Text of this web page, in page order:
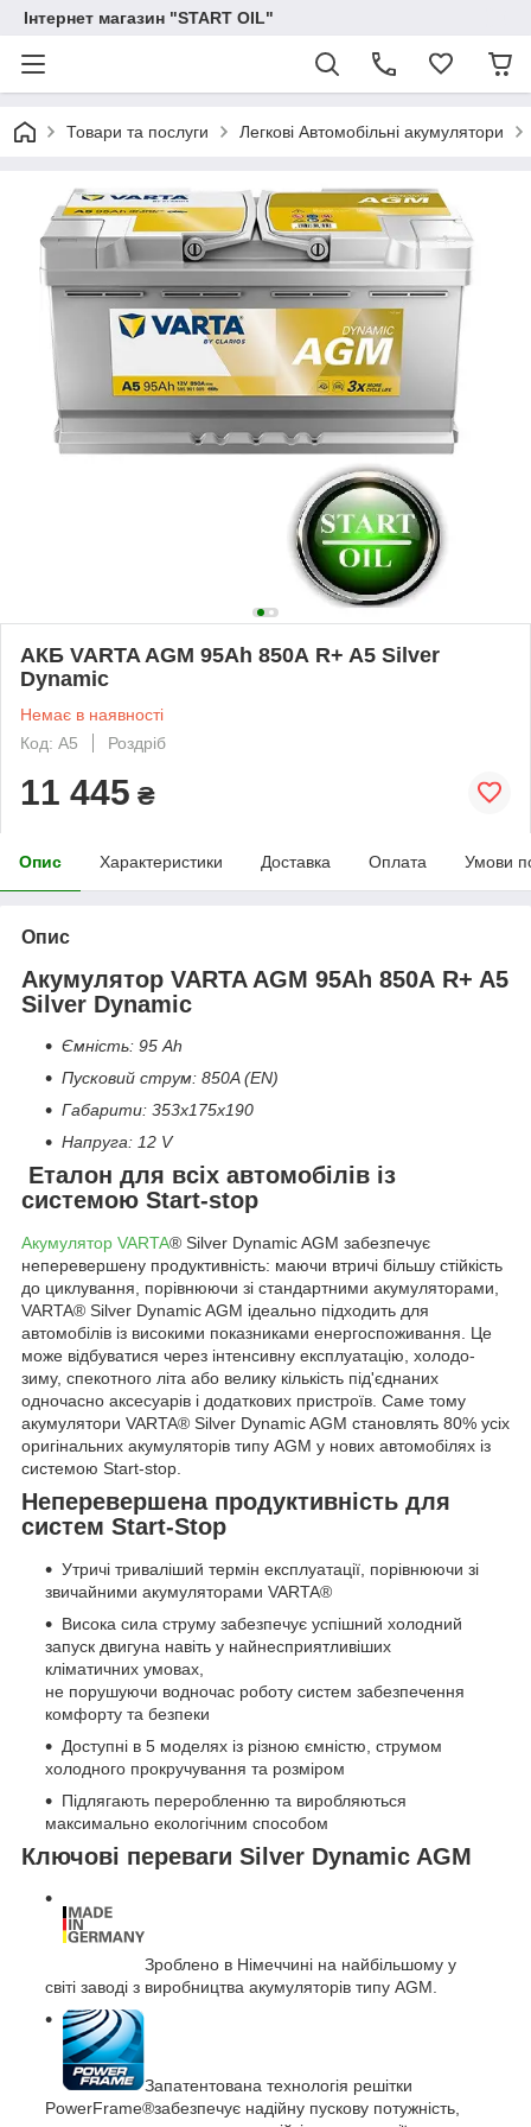
Інтернет магазин "START OIL"
Товари та послуги Легкові Автомобільні акумулятори
АКБ VARTA AGM 95Ah 850А R+ A5 Silver
Dynamic
Немає в наявності
Код: A5
Роздріб
11 445 ₴
Опис Характеристики Доставка Оплата Умови
Опис
Акумулятор VARTA AGM 95Ah 850А R+ A5
Silver Dynamic
Ємність: 95 Ah
Пусковий струм: 850A (EN)
Габарити: 353х175х190
Напруга: 12 V
Еталон для всіх автомобілів із
системою Start-stop
Акумулятор VARTA® Silver Dynamic AGM забезпечує
неперевершену продуктивність: маючи втричі більшу стійкість
до циклування, порівнюючи зі стандартними акумуляторами,
VARTA® Silver Dynamic AGM ідеально підходить для
автомобілів із високими показниками енергоспоживання. Це
може відбуватися через інтенсивну експлуатацію, холодо-
зиму, спекотного літа або велику кількість під'єднаних
одночасно аксесуарів і додаткових пристроїв. Саме тому
акумулятори VARTA® Silver Dynamic AGM становлять 80% усіх
оригінальних акумуляторів типу AGM у нових автомобілях із
системою Start-stop.
Неперевершена продуктивність для
систем Start-Stop
Утричі триваліший термін експлуатації, порівнюючи зі
звичайними акумуляторами VARTA®
Висока сила струму забезпечує успішний холодний
запуск двигуна навіть у найнесприятливіших
кліматичних умовах,
не порушуючи водночас роботу систем забезпечення
комфорту та безпеки
Доступні в 5 моделях із різною ємністю, струмом
холодного прокручування та розміром
Підлягають переробленню та виробляються
максимально екологічним способом
Ключові переваги Silver Dynamic AGM
Зроблено в Німеччині на найбільшому у
світі заводі з виробництва акумуляторів типу AGM.
Запатентована технологія решітки
PowerFrame®забезпечує надійну пускову потужність,